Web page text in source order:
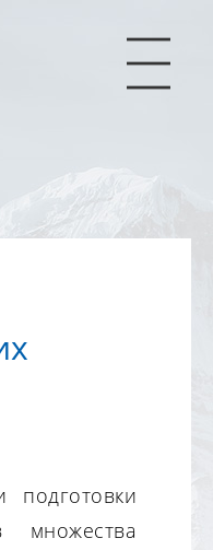
|||
подготовки